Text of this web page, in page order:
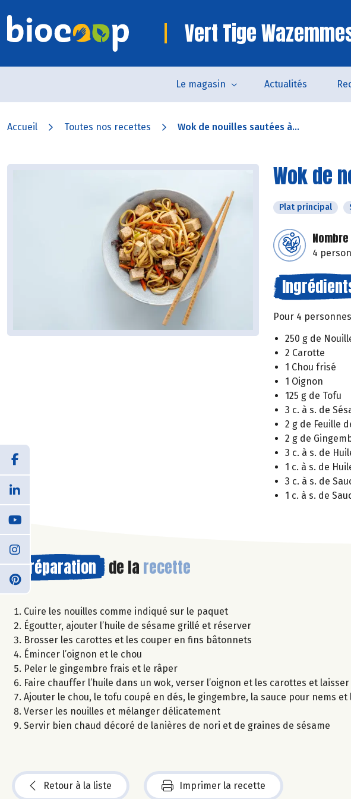
Vert Tige
Le magasin Actualités
Accueil Toutes nos recettes Wok de nouilles sautées à...
Wok de
Plat principal
4
Pour 4 personnes
250 g de
2 Carotte
1 Chou frisé
1 Oignon
125 g de Tofu
3 c. à s. de
2 g de Feuille
2 g de
3 c. à s. de
1 c. à s. de
3 c. à s. de
1 c. à s. de
Préparation de la recette
Cuire les nouilles comme indiqué sur le paquet
Égoutter, ajouter l’huile de sésame grillé et réserver
Brosser les carottes et les couper en fins bâtonnets
Émincer l’oignon et le chou
Peler le gingembre frais et le râper
Faire chauffer l’huile dans un wok, verser l’oignon et les carottes et
Ajouter le chou, le tofu coupé en dés, le gingembre, la sauce pour nems
Verser les nouilles et mélanger délicatement
Servir bien chaud décoré de lanières de nori et de graines de sésame
Retour à la liste Imprimer la recette